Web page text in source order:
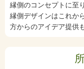
縁側のコンセプトに至
縁側デザインはこれか
方からのアイデア提供